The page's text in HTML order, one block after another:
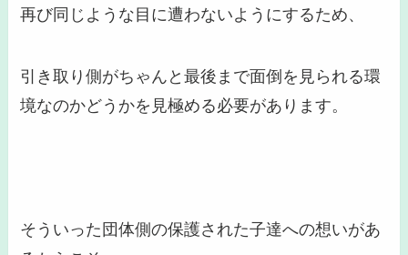
再び同じような目に遭わないようにするため、
引き取り側がちゃんと最後まで面倒を見られる環
境なのかどうかを見極める必要があります。
そういった団体側の保護された子達への想いがあ